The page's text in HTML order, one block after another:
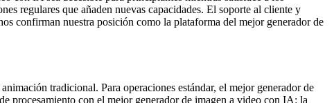
regulares que añaden nuevas capacidades. El soporte al cliente y
confirman nuestra posición como la plataforma del mejor generador de
tradicional. Para operaciones estándar, el mejor generador de
procesamiento con el mejor generador de imagen a video con IA: la